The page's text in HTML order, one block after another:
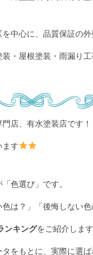
中心に、品質保証の
・屋根塗装・雨漏り
店、有水塗装店です！
ます
色選び」です。
は？」「後悔しない
ンキングをご紹介します
をもとに、実際に選